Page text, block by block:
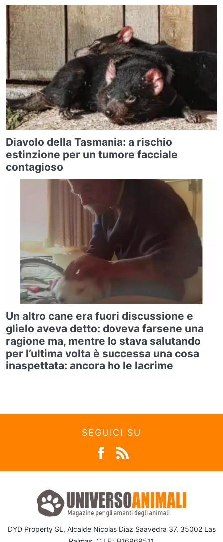
Diavolo della Tasmania: a rischio
estinzione per un tumore facciale
contagioso
Un altro cane era fuori discussione e
glielo aveva detto: doveva farsene una
ragione ma, mentre lo stava salutando
per l’ultima volta è successa una cosa
inaspettata: ancora ho le lacrime
SEGUICI SU
DYD Property SL, Alcalde Nicolas Diaz Saavedra 37, 35002 Las